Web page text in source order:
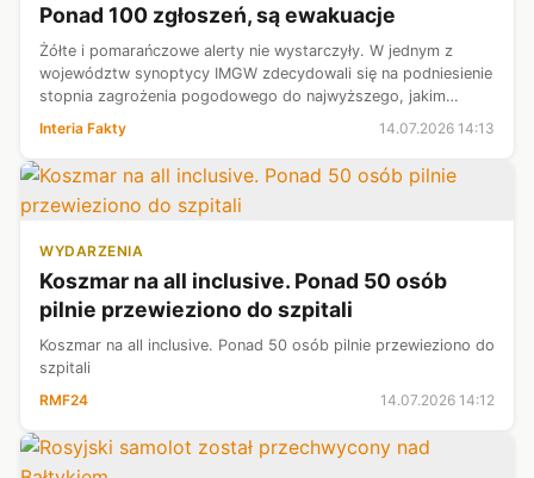
Ponad 100 zgłoszeń, są ewakuacje
Żółte i pomarańczowe alerty nie wystarczyły. W jednym z
województw synoptycy IMGW zdecydowali się na podniesienie
stopnia zagrożenia pogodowego do najwyższego, jakim
może być wyjątkowo wysoka. Pier...
Interia Fakty 14.07.2026 14:13
WYDARZENIA
Koszmar na all inclusive. Ponad 50 osób
pilnie przewieziono do szpitali
Koszmar na all inclusive. Ponad 50 osób pilnie przewieziono do
szpitali
RMF24
14.07.2026 14:12